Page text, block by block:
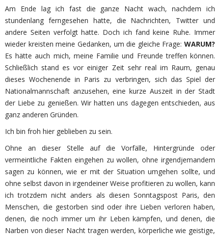
Am Ende lag ich fast die ganze Nacht wach, nachdem ich
stundenlang ferngesehen hatte, die Nachrichten, Twitter und
andere Seiten verfolgt hatte. Doch ich fand keine Ruhe. Immer
wieder kreisten meine Gedanken, um die gleiche Frage: WARUM?
Es hätte auch mich, meine Familie und Freunde treffen können.
Schließlich stand es vor einiger Zeit sehr real im Raum, genau
dieses Wochenende in Paris zu verbringen, sich das Spiel der
Nationalmannschaft anzusehen, eine kurze Auszeit in der Stadt
der Liebe zu genießen. Wir hatten uns dagegen entschieden, aus
ganz anderen Gründen.
Ich bin froh hier geblieben zu sein.
Ohne an dieser Stelle auf die Vorfälle, Hintergründe oder
vermeintliche Fakten eingehen zu wollen, ohne irgendjemandem
sagen zu können, wie er mit der Situation umgehen sollte, und
ohne selbst davon in irgendeiner Weise profitieren zu wollen, kann
ich trotzdem nicht anders als diesen Sonntagspost Paris, den
Menschen, die gestorben sind oder ihre Lieben verloren haben,
denen, die noch immer um ihr Leben kämpfen, und denen, die
Narben von dieser Nacht tragen werden, körperliche wie geistige,